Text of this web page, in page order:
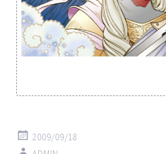
2009/09/18